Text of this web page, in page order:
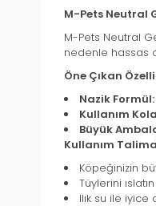
M-Pets Neutral
M-Pets Neutral
nedenle hassas
Öne Çıkan
Nazik Formül:
Kullanım
Büyük
Kullanım
Köpeğinizin
Tüylerini
Ilık su ile iyice